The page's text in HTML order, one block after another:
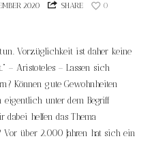
2020 SHARE 0
Vorzüglichkeit ist daher keine
– Aristoteles – Lassen sich
Können gute Gewohnheiten
eigentlich unter dem Begriff
dabei helfen das Thema
über 2.000 Jahren hat sich ein